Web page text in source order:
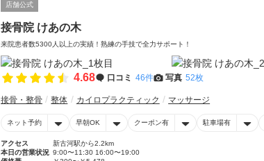
店舗公式
接骨院 けあの木
来院患者数5300人以上の実績！熟練の手技で全力サポート！
4.68 口コミ 46件 写真 52枚
接骨・整骨 整体 カイロプラクティック マッサージ
ネット予約 早朝OK クーポン有 駐車場有
アクセス
新古河駅から2.2km
本日の営業状況 9:00〜11:30 16:00〜19:00